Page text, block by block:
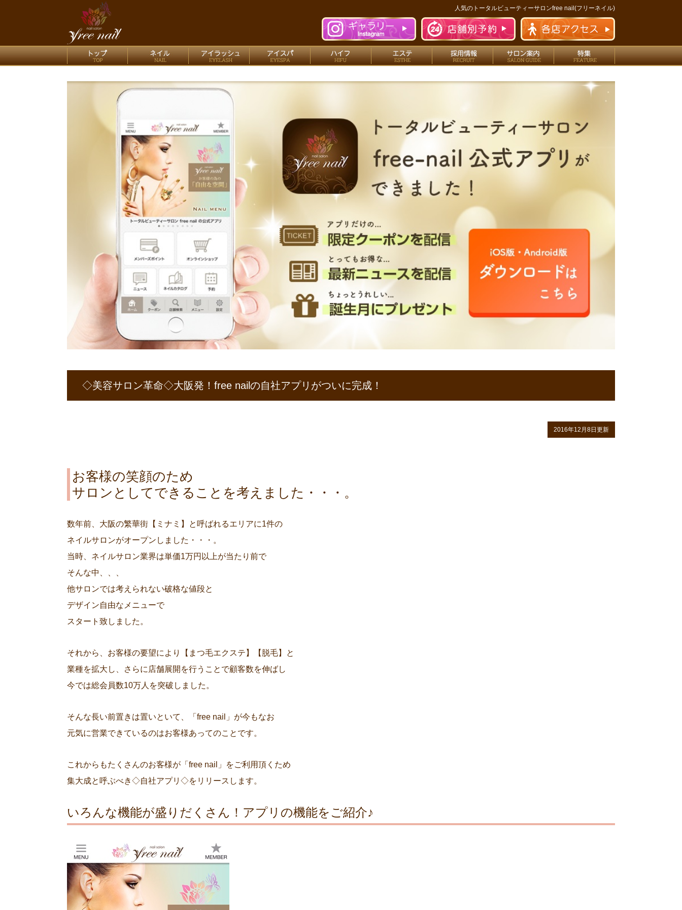
人気のトータルビューティーサロンfree nail(フリーネイル)
トップ ネイル アイラッシュ アイスパ ハイフ エステ 採用情報 サロン案内
◇美容サロン革命◇大阪発！free nailの自社アプリがついに完成！
2016年12月8日更新
お客様の笑顔のため
サロンとしてできることを考えました・・・。
数年前、大阪の繁華街【ミナミ】と呼ばれるエリアに1件の
ネイルサロンがオープンしました・・・。
当時、ネイルサロン業界は単価1万円以上が当たり前で
そんな中、、、
他サロンでは考えられない破格な値段と
デザイン自由なメニューで
スタート致しました。
それから、お客様の要望により【まつ毛エクステ】【脱毛】と
業種を拡大し、さらに店舗展開を行うことで顧客数を伸ばし
今では総会員数10万人を突破しました。
そんな長い前置きは置いといて、「free nail」が今もなお
元気に営業できているのはお客様あってのことです。
これからもたくさんのお客様が「free nail」をご利用頂くため
集大成と呼ぶべき◇自社アプリ◇をリリースします。
いろんな機能が盛りだくさん！アプリの機能をご紹介♪